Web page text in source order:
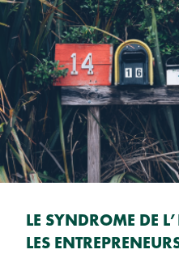
LE SYNDROME DE
LES